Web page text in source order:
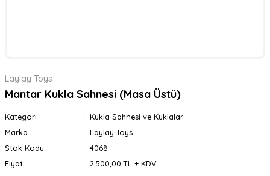
Laylay Toys
Mantar Kukla Sahnesi (Masa Üstü)
Kategori
Kukla Sahnesi ve Kuklalar
Marka
Laylay Toys
Stok Kodu
4068
Fiyat
2.500,00 TL + KDV